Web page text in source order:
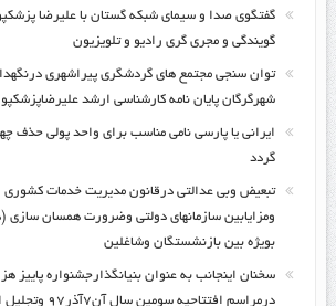
گفتگوی صدا و سیمای شبکه گستان با علیرضا
گویندگی و مجری گری رادیو و تلویزیون
توان سنجی مجتمع های گردشگری پیراشهری
شهرگرگان پایان نامه کارشناسی ارشد
ایرانی یا پارسی نامی مناسب برای واحد پولی حذف
گردد
تبعیض وبی عدالتی درقانون مدیریت خدمات کشوری
ومزایابین سازمانهای دولتی وضرورت همسان سازی
بویژه بین بازنشستگان وشاغلین
سخنان اینجانب به عنوان بنیانگذارجشنواره پاییز
درمراسم افتتاحیه